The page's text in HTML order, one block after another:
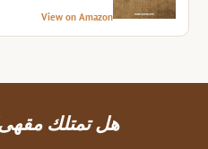
View on Amazon
هل تمتلك